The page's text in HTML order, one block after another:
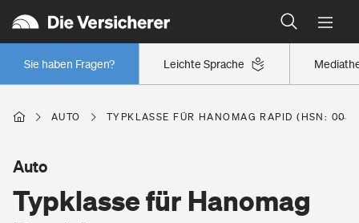
Leichte Sprache
Sie haben Fragen?
Wer versichert was: Jetzt Versicherer finden
Regionalklassen: So ist Ihre Region eingestuft
Wer versichert was: Jetzt Versicherer finden
Berufsunfähigkeitsversicherung
AUTO TYPKLASSE FÜR HANOMAG RAPID (HSN:
Typklasse für Hanomag
Auto